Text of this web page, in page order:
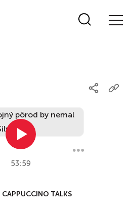
53:59
CAPPUCCINO TALKS